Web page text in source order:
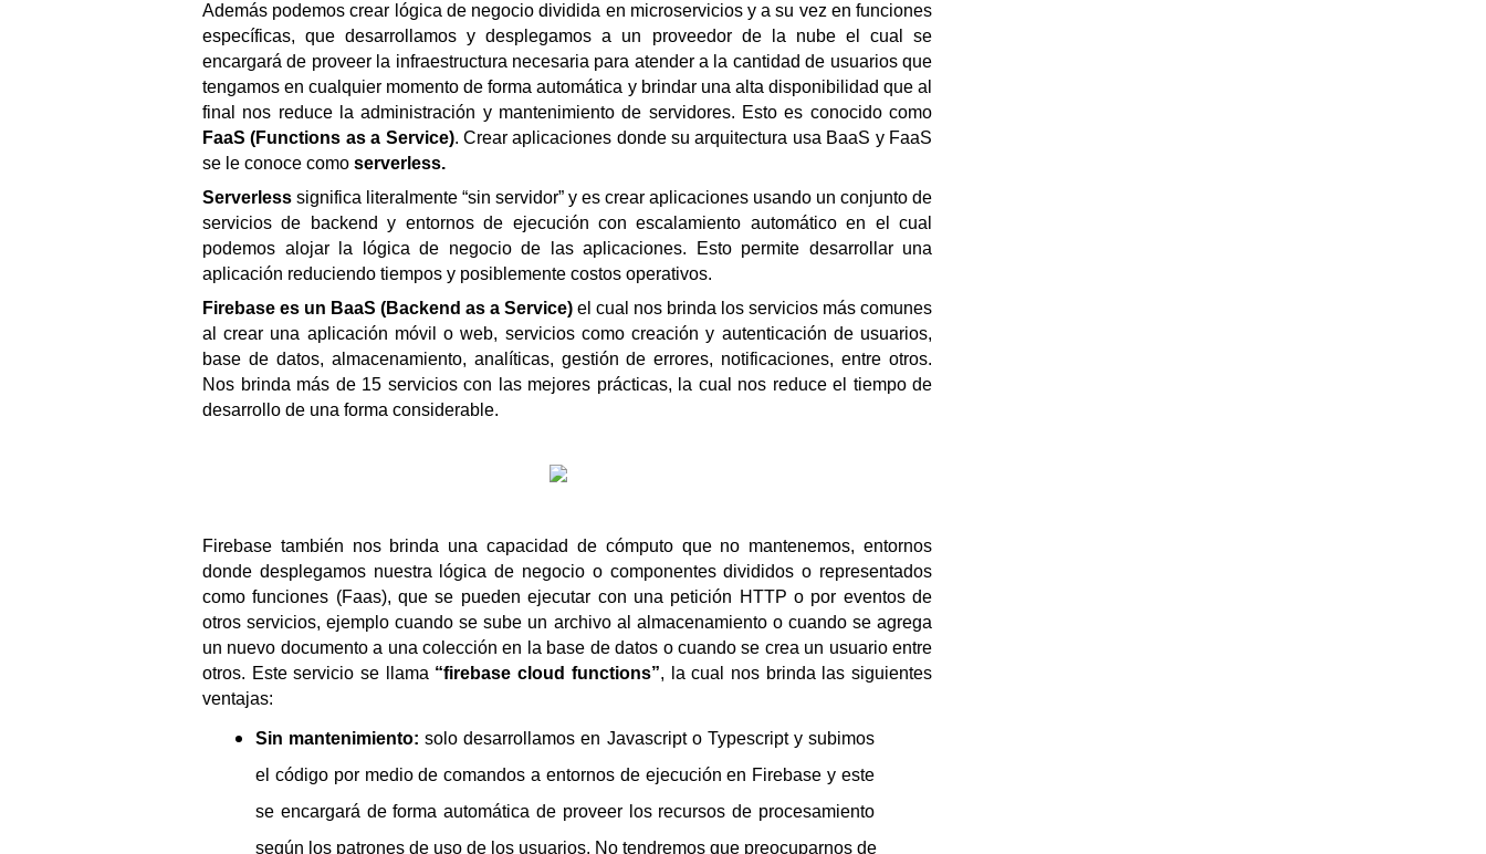
Además podemos crear lógica de negocio dividida en microservicios y a su vez en funciones
específicas, que desarrollamos y desplegamos a un proveedor de la nube el cual se
encargará de proveer la infraestructura necesaria para atender a la cantidad de usuarios que
tengamos en cualquier momento de forma automática y brindar una alta disponibilidad que al
FaaS (Functions as a Service). Crear aplicaciones donde su arquitectura usa BaaS y FaaS
se le conoce como serverless.
Serverless significa literalmente “sin servidor” y es crear aplicaciones usando un conjunto de
servicios de backend y entornos de ejecución con escalamiento automático en el cual
podemos alojar la lógica de negocio de las aplicaciones. Esto permite desarrollar una
aplicación reduciendo tiempos y posiblemente costos operativos.
Firebase es un BaaS (Backend as a Service) el cual nos brinda los servicios más comunes
al crear una aplicación móvil o web, servicios como creación y autenticación de usuarios,
base de datos, almacenamiento, analíticas, gestión de errores, notificaciones, entre otros.
Nos brinda más de 15 servicios con las mejores prácticas, la cual nos reduce el tiempo de
desarrollo de una forma considerable.
Firebase también nos brinda una capacidad de cómputo que no mantenemos, entornos
donde desplegamos nuestra lógica de negocio o componentes divididos o representados
como funciones (Faas), que se pueden ejecutar con una petición HTTP o por eventos de
otros servicios, ejemplo cuando se sube un archivo al almacenamiento o cuando se agrega
un nuevo documento a una colección en la base de datos o cuando se crea un usuario entre
otros. Este servicio se llama “firebase cloud functions”, la cual nos brinda las siguientes
ventajas:
Sin mantenimiento: solo desarrollamos en Javascript o Typescript y subimos
el código por medio de comandos a entornos de ejecución en Firebase y este
se encargará de forma automática de proveer los recursos de procesamiento
según los patrones de uso de los usuarios. No tendremos que preocuparnos de